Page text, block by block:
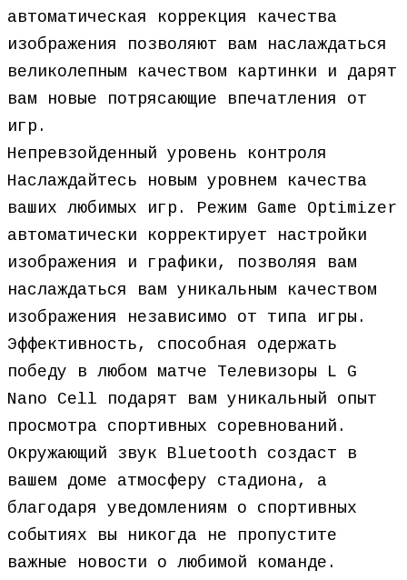
автоматическая коррекция качества
изображения позволяют вам наслаждаться
великолепным качеством картинки и дарят
вам новые потрясающие впечатления от
игр.
Непревзойденный уровень контроля
Наслаждайтесь новым уровнем качества
ваших любимых игр. Режим Game Optimizer
автоматически корректирует настройки
изображения и графики, позволяя вам
наслаждаться вам уникальным качеством
изображения независимо от типа игры.
Эффективность, способная одержать
победу в любом матче Телевизоры L G
Nano Cell подарят вам уникальный опыт
просмотра спортивных соревнований.
Окружающий звук Bluetooth создаст в
вашем доме атмосферу стадиона, а
благодаря уведомлениям о спортивных
событиях вы никогда не пропустите
важные новости о любимой команде.